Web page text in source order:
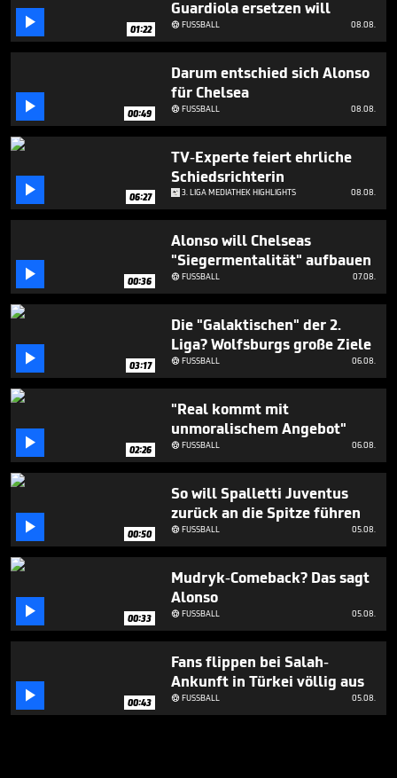
1
minute,
37
seconds
 01:22
Guardiola ersetzen will
FUSSBALL 08.08.
 00:49
Darum entschied sich Alonso
für Chelsea
FUSSBALL 08.08.
 06:27
TV-Experte feiert ehrliche
Schiedsrichterin
3. LIGA MEDIATHEK HIGHLIGHTS 08.08.
 00:36
Alonso will Chelseas
"Siegermentalität" aufbauen
FUSSBALL 07.08.
 03:17
Die "Galaktischen" der 2.
Liga? Wolfsburgs große Ziele
FUSSBALL 06.08.
 02:26
"Real kommt mit
unmoralischem Angebot"
FUSSBALL 06.08.
 00:50
So will Spalletti Juventus
zurück an die Spitze führen
FUSSBALL 05.08.
 00:33
Mudryk-Comeback? Das sagt
Alonso
FUSSBALL 05.08.
 00:43
Fans flippen bei Salah-
Ankunft in Türkei völlig aus
FUSSBALL 05.08.